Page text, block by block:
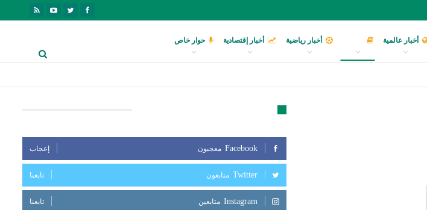
أخبار عالمية أخبار رياضية أخبار إقتصادية حوار خاص
Facebook معجبون إعجاب
Twitter متابعون تابعنا
Instagram متابعين تابعنا